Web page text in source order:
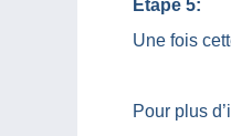
Étape 5:
Une fois
Pour plus